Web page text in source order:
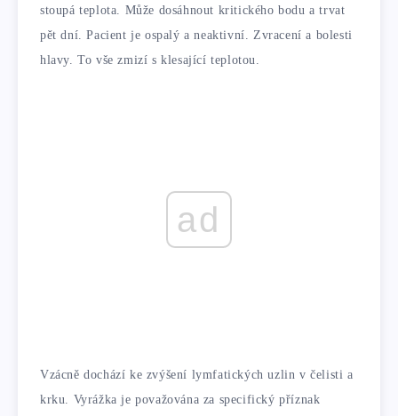
stoupá teplota. Může dosáhnout kritického bodu a trvat
pět dní. Pacient je ospalý a neaktivní. Zvracení a bolesti
hlavy. To vše zmizí s klesající teplotou.
ad
Vzácně dochází ke zvýšení lymfatických uzlin v čelisti a
krku. Vyrážka je považována za specifický příznak